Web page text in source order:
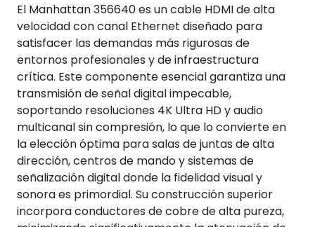
El Manhattan 356640 es un cable HDMI de alta
velocidad con canal Ethernet diseñado para
satisfacer las demandas más rigurosas de
entornos profesionales y de infraestructura
crítica. Este componente esencial garantiza una
transmisión de señal digital impecable,
soportando resoluciones 4K Ultra HD y audio
multicanal sin compresión, lo que lo convierte en
la elección óptima para salas de juntas de alta
dirección, centros de mando y sistemas de
señalización digital donde la fidelidad visual y
sonora es primordial. Su construcción superior
incorpora conductores de cobre de alta pureza,